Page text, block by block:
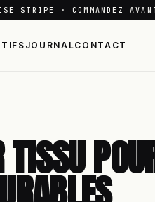
STRIPE · COMMANDEZ
JOURNALCONTACT